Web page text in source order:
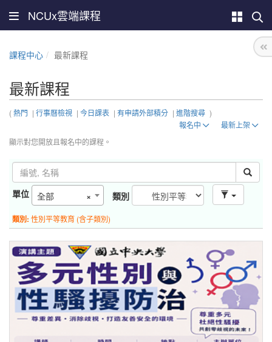
NCUx雲端課程
課程中心 最新課程
最新課程
(熱門 | 行事曆檢視 | 今日課表 | 有申請外部積分 | 進階搜尋 )
報名中
最新上架
顯示對您開放且報名中的課程。
單位 ×
全部 類別
類別: 性別平等教育 (含子類別)